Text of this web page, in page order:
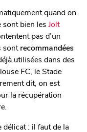
quand on
sont bien les Jolt
pas d’un
sontrecommandées
utilisées dans des
FC, le Stade
dit, on est
la récupération
délicat : il faut de la